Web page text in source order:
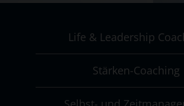
Life & Leadership
Stärken-Coaching